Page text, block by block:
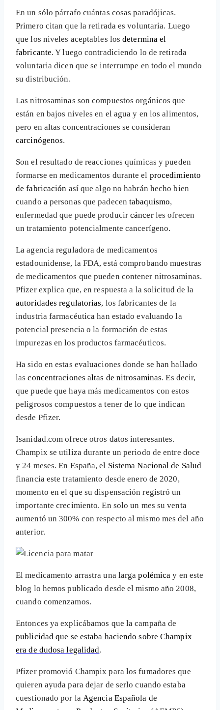
En un sólo párrafo cuántas cosas paradójicas.
Primero citan que la retirada es voluntaria. Luego
que los niveles aceptables losdetermina el
fabricante. Y luego contradiciendo lo de retirada
voluntaria dicen que se interrumpe en todo el mundo
su distribución.
Las nitrosaminas son compuestos orgánicos que
están en bajos niveles en el agua y en los alimentos,
pero en altas concentraciones se consideran
carcinógenos.
Son el resultado de reacciones químicas y pueden
formarse en medicamentos durante el procedimiento
de fabricación así que algo no habrán hecho bien
cuando a personas que padecentabaquismo,
enfermedad que puede producircáncerles ofrecen
un tratamiento potencialmente cancerígeno.
La agencia reguladora de medicamentos
estadounidense, la FDA, está comprobando muestras
de medicamentos que pueden contener nitrosaminas.
Pfizer explica que, en respuesta a la solicitud de la
autoridades regulatorias, los fabricantes de la
industria farmacéutica han estado evaluando la
potencial presencia o la formación de estas
impurezas en los productos farmacéuticos.
Ha sido en estas evaluaciones donde se han hallado
lasconcentraciones altas de nitrosaminas. Es decir,
que puede que haya más medicamentos con estos
peligrosos compuestos a tener de lo que indican
desde Pfizer.
Isanidad.com ofrece otros datos interesantes.
Champix se utiliza durante un periodo de entre doce
y 24 meses. En España, el Sistema Nacional de Salud
financia este tratamiento desde enero de 2020,
momento en el que su dispensación registró un
importante crecimiento. En solo un mes su venta
aumentó un 300% con respecto al mismo mes del año
anterior.
El medicamento arrastra una largapolémica y en este
blog lo hemos publicado desde el mismo año 2008,
cuando comenzamos.
Entonces ya explicábamos que la campaña de
publicidad que se estaba haciendo sobre Champix
era de dudosa legalidad.
Pfizer promovió Champix para los fumadores que
quieren ayuda para dejar de serlo cuando estaba
cuestionado por la Agencia Española de